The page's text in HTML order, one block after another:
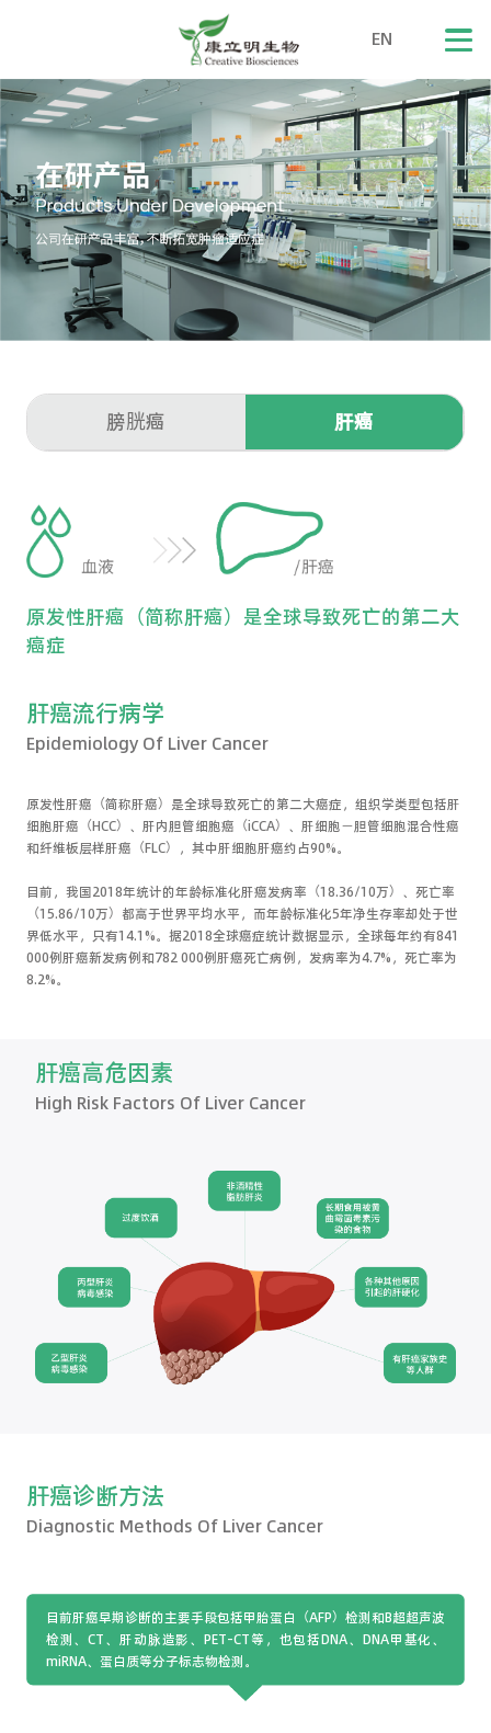
EN
膀胱癌 肝癌
原发性肝癌（简称肝癌）是全球导致死亡的第二大
癌症
肝癌流行病学
Epidemiology Of Liver Cancer
原发性肝癌（简称肝癌）是全球导致死亡的第二大癌症，组织学类型包括肝
细胞肝癌（HCC）、肝内胆管细胞癌（iCCA）、肝细胞－胆管细胞混合性癌
和纤维板层样肝癌（FLC），其中肝细胞肝癌约占90%。
目前，我国2018年统计的年龄标准化肝癌发病率（18.36/10万）、死亡率
（15.86/10万）都高于世界平均水平，而年龄标准化5年净生存率却处于世
界低水平，只有14.1%。据2018全球癌症统计数据显示，全球每年约有841
000例肝癌新发病例和782 000例肝癌死亡病例，发病率为4.7%，死亡率为
8.2%。
肝癌高危因素
High Risk Factors Of Liver Cancer
肝癌诊断方法
Diagnostic Methods Of Liver Cancer
目前肝癌早期诊断的主要手段包括甲胎蛋白（AFP）检测和B超超声波
检测、CT、肝动脉造影、PET-CT等，也包括DNA、DNA甲基化、
miRNA、蛋白质等分子标志物检测。